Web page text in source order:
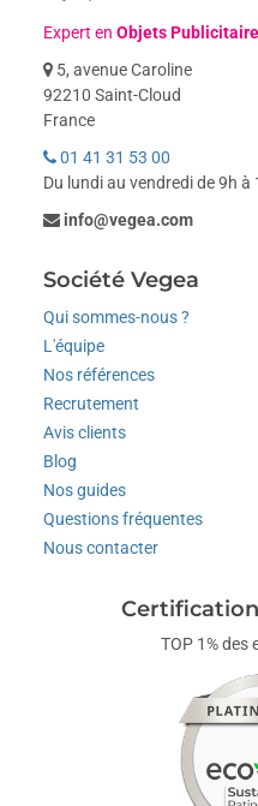
Expert enObjets
5, avenue Caroline
92210 Saint-Cloud
France
01 41 31 53 00
Du lundi au vendredi de 9h à
info@vegea.com
Société Vegea
Qui sommes-nous ?
L'équipe
Nos références
Recrutement
Avis clients
Blog
Nos guides
Questions fréquentes
Nous contacter
TOP 1% des